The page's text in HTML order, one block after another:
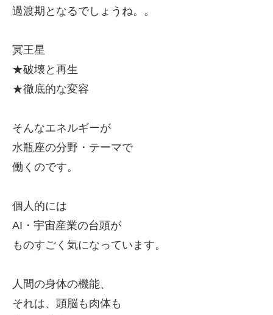
過渡期となるでしょうね。。
冥王星
★破壊と再生
★徹底的な変容
そんなエネルギーが
水瓶座の分野・テーマで
働くのです。
個人的には
AI・宇宙産業の台頭が
ものすごく気になっています。
人間の身体の機能、
それは、頭脳も肉体も